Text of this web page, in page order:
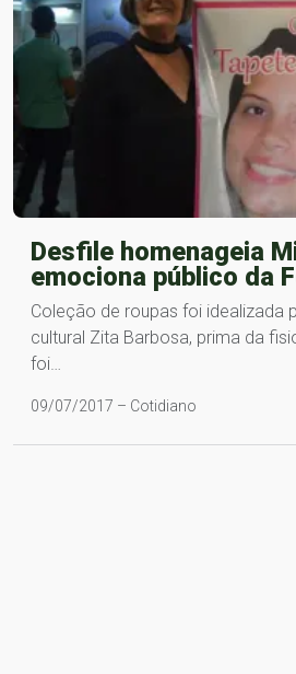
Desfile homenageia
emociona público da
Coleção de roupas foi idealizada
cultural Zita Barbosa, prima da
foi…
09/07/2017 – Cotidiano